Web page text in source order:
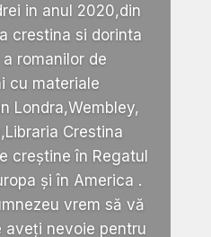
in anul 2020,din
crestina si dorinta
romanilor de
cu materiale
Londra,Wembley,
Crestina
creștine în Regatul
și în America .
vrem să vă
nevoie pentru